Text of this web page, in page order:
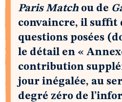
Paris Match ou de
convaincre, il suffit
questions posées
le détail en «
contribution
jour inégalée, au
degré zéro de